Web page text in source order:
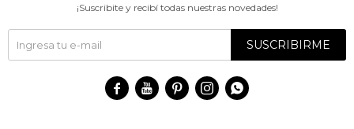
¡Suscribite y recibí todas nuestras novedades!
SUSCRIBIRME
    